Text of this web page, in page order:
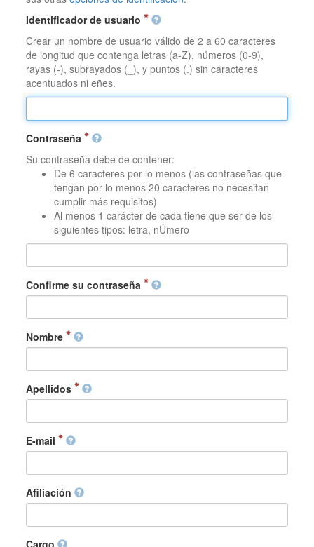
Identificador de usuario
Crear un nombre de usuario válido de 2 a 60 caracteres
de longitud que contenga letras (a-Z), números (0-9),
rayas (-), subrayados (_), y puntos (.) sin caracteres
acentuados ni eñes.
Contraseña
Su contraseña debe de contener:
De 6 caracteres por lo menos (las contraseñas que
tengan por lo menos 20 caracteres no necesitan
cumplir más requisitos)
Al menos 1 carácter de cada tiene que ser de los
siguientes tipos: letra, nÚmero
Confirme su contraseña
Nombre
Apellidos
E-mail
Afiliación
Cargo